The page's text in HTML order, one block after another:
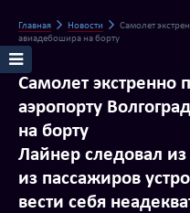
Главная Новости
Самолет
авиадебошира на борту
Самолет экстренно
аэропорту
на борту
Лайнер следовал
из пассажиров
вести себя